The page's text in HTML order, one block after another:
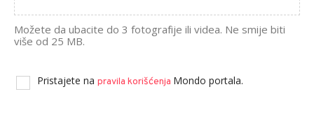
Možete da ubacite do 3 fotografije ili videa. Ne smije biti
više od 25 MB.
Pristajete na pravila korišćenja Mondo portala.